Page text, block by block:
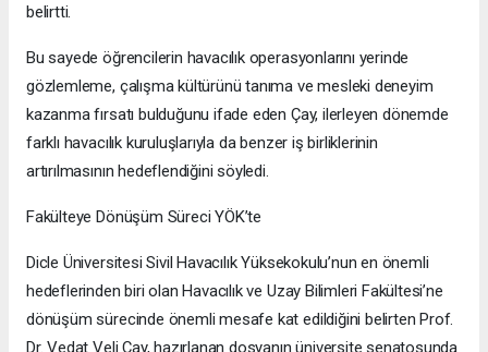
belirtti.
Bu sayede öğrencilerin havacılık operasyonlarını yerinde
gözlemleme, çalışma kültürünü tanıma ve mesleki deneyim
kazanma fırsatı bulduğunu ifade eden Çay, ilerleyen dönemde
farklı havacılık kuruluşlarıyla da benzer iş birliklerinin
artırılmasının hedeflendiğini söyledi.
Fakülteye Dönüşüm Süreci YÖK’te
Dicle Üniversitesi Sivil Havacılık Yüksekokulu’nun en önemli
hedeflerinden biri olan Havacılık ve Uzay Bilimleri Fakültesi’ne
dönüşüm sürecinde önemli mesafe kat edildiğini belirten Prof.
Dr. Vedat Veli Çay, hazırlanan dosyanın üniversite senatosunda